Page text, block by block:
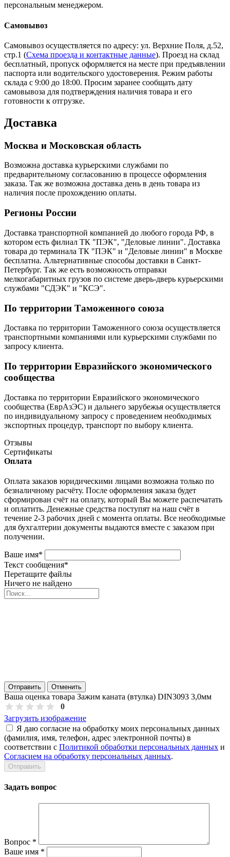
персональным менеджером.
Самовывоз
Самовывоз осуществляется по адресу: ул. Верхние Поля, д.52,
стр.1 (Схема проезда и контактные данные). Проезд на склад
бесплатный, пропуск оформляется на месте при предъявлении
паспорта или водительского удостоверения. Режим работы
склада с 9:00 до 18:00. Просим заранее сообщать дату
самовывоза для подтверждения наличия товара и его
готовности к отгрузке.
Доставка
Москва и Московская область
Возможна доставка курьерскими службами по
предварительному согласованию в процессе оформления
заказа. Так же возможна доставка день в день товара из
наличия после прохождению оплаты.
Регионы России
Доставка транспортной компанией до любого города РФ, в
котором есть филиал ТК "ПЭК", "Деловые линии". Доставка
товара до терминала ТК "ПЭК" и "Деловые линии" в Москве
бесплатна. Альтернативные способы доставки в Санкт-
Петербург. Так же есть возможность отправки
мелкогабаритных грузов по системе дверь-дверь курьерскими
службами "СДЭК" и "КСЭ".
По территории Таможенного союза
Доставка по территории Таможенного союза осуществляется
транспортными компаниями или курьерскими службами по
запросу клиента.
По территории Евразийского экономического
сообщества
Доставка по территории Евразийского экономического
сообщества (ЕврАзЭС) и дальнего зарубежья осуществляется
по индивидуальному запросу с проведением необходимых
экспортных процедур, транспорт по выбору клиента.
Отзывы
Сертификаты
Оплата
Оплата заказов юридическими лицами возможна только по
безналичному расчёту. После оформления заказа будет
сформирован счёт на оплату, который Вы можете распечатать
и оплатить. Денежные средства поступят на наш счёт в
течение 2-3 рабочих дней с момента оплаты. Все необходимые
для бухгалтерии документы выдаются вместе с заказом при
получении.
Ваше имя*
Текст сообщения*
Перетащите файлы
Ничего не найдено
Отправить Отменить
Ваша оценка товара Зажим каната (втулка) DIN3093 3,0мм
0
Загрузить изображение
Я даю согласие на обработку моих персональных данных
(фамилия, имя, телефон, адрес электронной почты) в
соответствии с Политикой обработки персональных данных и
Согласием на обработку персональных данных.
Задать вопрос
Вопрос *
Ваше имя *